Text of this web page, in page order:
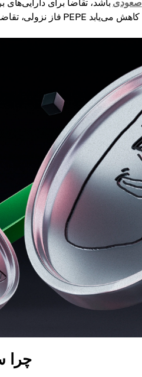
صعودی باشد، تقاضا برای دارایی‌های
چرا